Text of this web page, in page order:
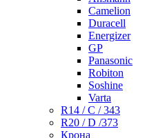
Camelion
Duracell
Energizer
GP
Panasonic
Robiton
Soshine
Varta
R14 / C / 343
R20 / D /373
Крона